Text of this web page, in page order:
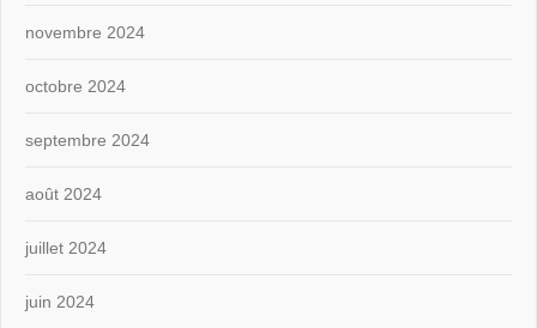
novembre 2024
octobre 2024
septembre 2024
août 2024
juillet 2024
juin 2024